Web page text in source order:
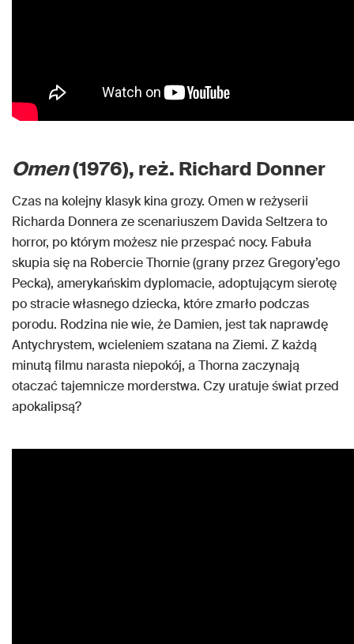
Omen(1976), reż. Richard Donner
Czas na kolejny klasyk kina grozy. Omen w reżyserii
Richarda Donnera ze scenariuszem Davida Seltzera to
horror, po którym możesz nie przespać nocy. Fabuła
skupia się na Robercie Thornie (grany przez Gregory’ego
Pecka), amerykańskim dyplomacie, adoptującym sierotę
po stracie własnego dziecka, które zmarło podczas
porodu. Rodzina nie wie, że Damien, jest tak naprawdę
Antychrystem, wcieleniem szatana na Ziemi. Z każdą
minutą filmu narasta niepokój, a Thorna zaczynają
otaczać tajemnicze morderstwa. Czy uratuje świat przed
apokalipsą?